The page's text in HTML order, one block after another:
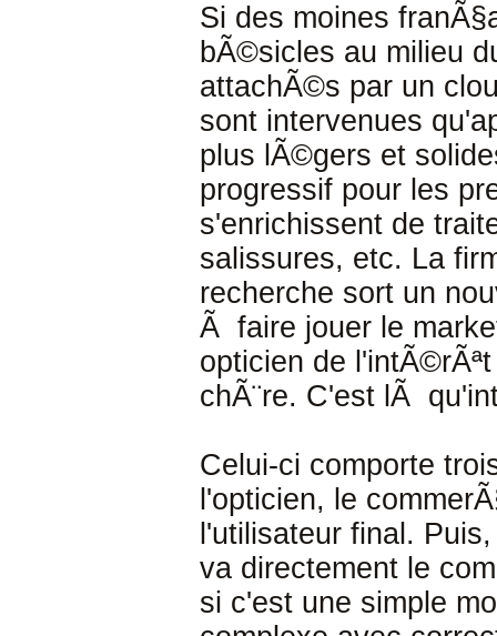
Si des moines
bÃ©sicles au milieu
attachÃ©s par un
sont intervenues
plus lÃ©gers et
progressif pour les
s'enrichissent de
salissures, etc. La
recherche sort un
Ã faire jouer le
opticien de
chÃ¨re. C'est lÃ
Celui-ci comporte
l'opticien, le
l'utilisateur final.
va directement le
si c'est une simple